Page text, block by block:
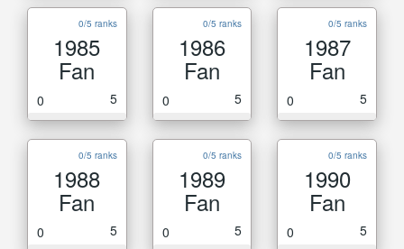
0/5 ranks
1985
Fan
0 5
0/5 ranks
1986
Fan
0 5
0/5 ranks
1987
Fan
0 5
0/5 ranks
1988
Fan
0 5
0/5 ranks
1989
Fan
0 5
0/5 ranks
1990
Fan
0 5